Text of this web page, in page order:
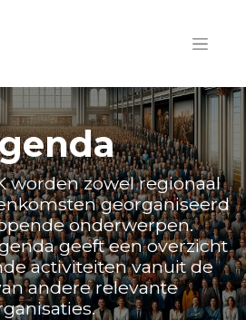
worden zowel regionaal
georganiseerd
onderwerpen.
geeft een overzicht
activiteiten vanuit de
andere relevante